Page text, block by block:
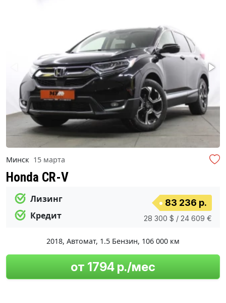
Минск 15 марта
Honda CR-V
Лизинг
Кредит
83 236 р.
28 300 $ / 24 609 €
2018, Автомат, 1.5 Бензин, 106 000 км
от 1794 р./мес